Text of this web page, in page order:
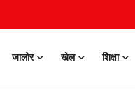
जालोर खेल शिक्षा